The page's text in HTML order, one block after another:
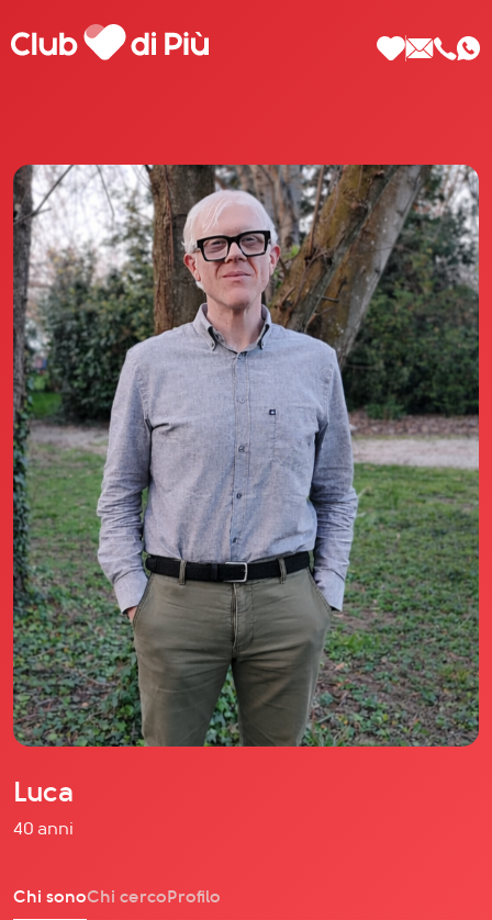
Scopri Club di Più
Le testimonianze Club di Più
La fondatrice Valeria Pilla
Annunci Donne
Agenzia matrimoniale Club di Più
Love Notebook
Il libro Donna di Cuori
Quanto costa Club di Più
Love Academy
Domande Frequenti
Impegno Sociale
Le nostre sedi
Facebook
YouTube
Instagram
TikTok
Luca
40 anni
Chi sonoChi cercoProfilo